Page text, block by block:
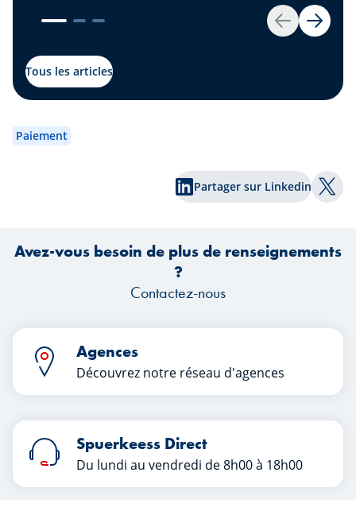
Retour
Nous avons la solution pour vous :
investissez votre argent. Et pour ce
portefeuille-titres.
Tous les articles
Paiement
Partager sur Linkedin
Avez-vous besoin de plus de renseignements
?
Contactez-nous
Agences
Découvrez notre réseau d'agences
Spuerkeess Direct
Du lundi au vendredi de 8h00 à 18h00